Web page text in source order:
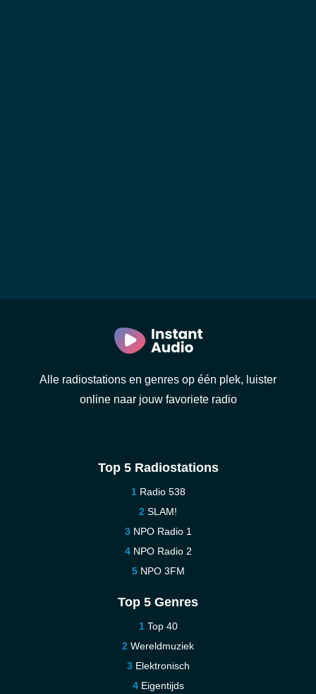
Alle radiostations en genres op één plek, luister
online naar jouw favoriete radio
Top 5 Radiostations
Radio 538
SLAM!
NPO Radio 1
NPO Radio 2
NPO 3FM
Top 5 Genres
Top 40
Wereldmuziek
Elektronisch
Eigentijds